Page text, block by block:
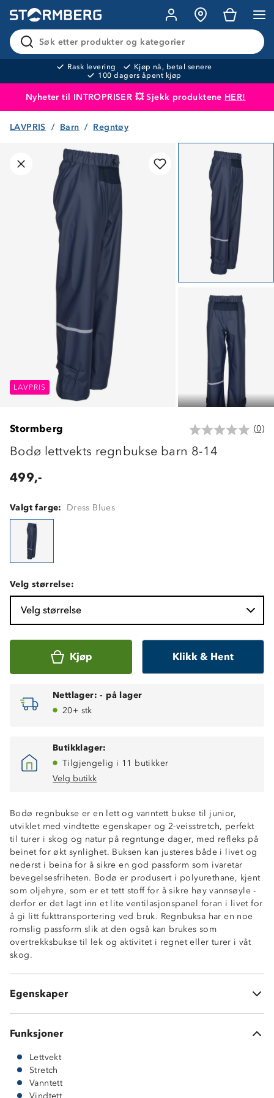
Søk etter produkter og kategorier
Rask levering
Kjøp nå, betal senere
100 dagers åpent kjøp
Nyheter til INTROPRISER 💥 Sjekk produktene HER!
Produktet er lagt i handlekurven
LAVPRIS Barn Regntøy
LAVPRIS LAVPRIS
LAVPRIS
Stormberg (0)
Bodø lettvekts regnbukse barn 8-14
499,-
Valgt farge: Dress Blues
Velg størrelse:
Velg størrelse
Kjøp Klikk & Hent
Nettlager: - på lager
20+ stk
Butikklager:
Tilgjengelig i 11 butikker
Velg butikk
Bodø regnbukse er en lett og vanntett bukse til junior,
utviklet med vindtette egenskaper og 2-veisstretch, perfekt
til turer i skog og natur på regntunge dager, med refleks på
beinet for økt synlighet. Buksen kan justeres både i livet og
nederst i beina for å sikre en god passform som ivaretar
bevegelsesfriheten. Bodø er produsert i polyurethane, kjent
som oljehyre, som er et tett stoff for å sikre høy vannsøyle -
derfor er det lagt inn et lite ventilasjonspanel foran i livet for
å gi litt fukttransportering ved bruk. Regnbuksa har en noe
romslig passform slik at den også kan brukes som
overtrekksbukse til lek og aktivitet i regnet eller turer i våt
skog.
Egenskaper
Vanntett (20 000 mm vannsøyle)
Vindtett
2-veisstrech
Lettvekt
Refleks
Ventilasjonspanel foran
Elastisk linning med strikkjustering
Borrelåsstramming nederst i beina
OekoTex® standard 100
Funksjoner
Lettvekt
Stretch
Vanntett
Vindtett